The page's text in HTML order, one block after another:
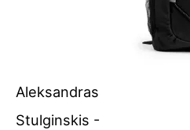
Aleksandras
Stulginskis -